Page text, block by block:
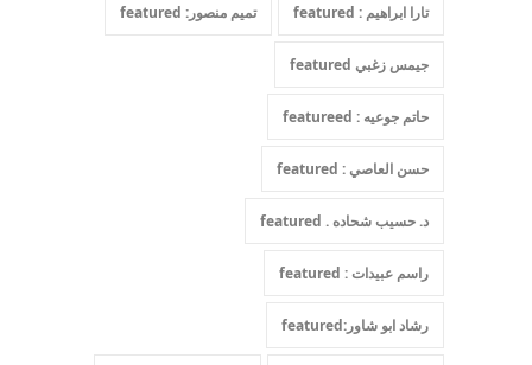
تارا ابراهيم : featured تميم منصور: featured
جيمس زغبي featured
حاتم جوعيه : featureed
حسن العاصي : featured
د. حسيب شحاده . featured
راسم عبيدات : featured
رشاد ابو شاور:featured